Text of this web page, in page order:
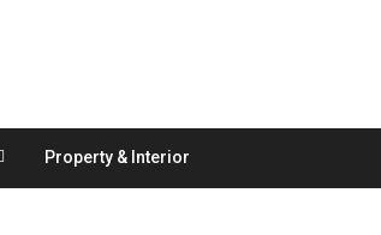
Property & Interior